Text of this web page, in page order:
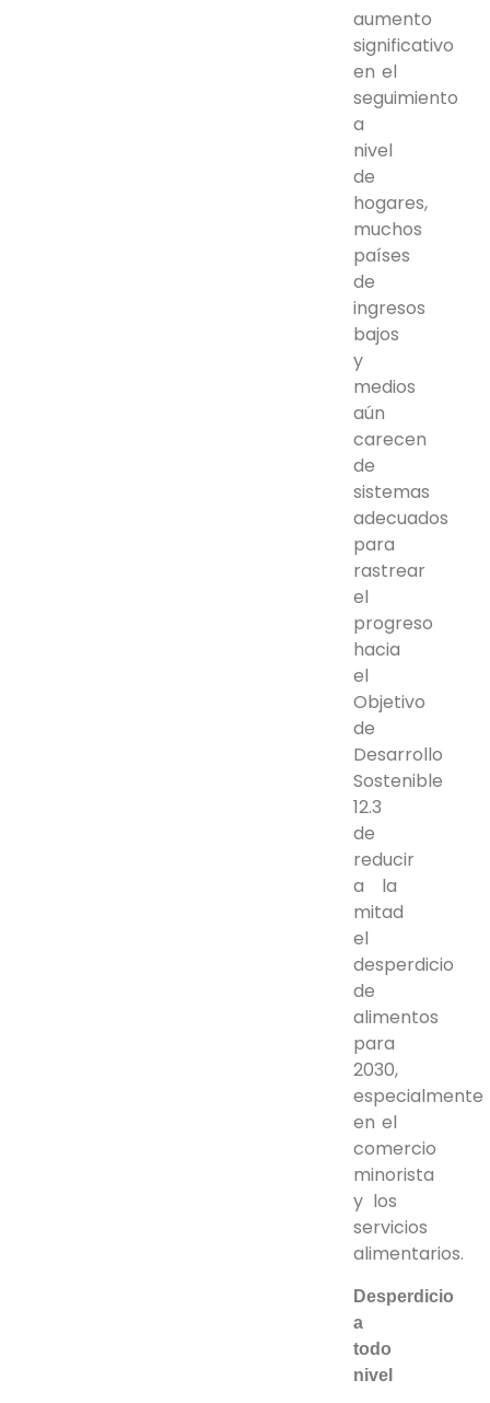
aumento
significativo
en el
seguimiento
a
nivel
de
hogares,
muchos
países
de
ingresos
bajos
y
medios
aún
carecen
de
sistemas
adecuados
para
rastrear
el
progreso
hacia
el
Objetivo
de
Desarrollo
Sostenible
12.3
de
reducir
a la
mitad
el
desperdicio
de
alimentos
para
2030,
especialmente
en el
comercio
minorista
y los
servicios
alimentarios.
Desperdicio
a
todo
nivel